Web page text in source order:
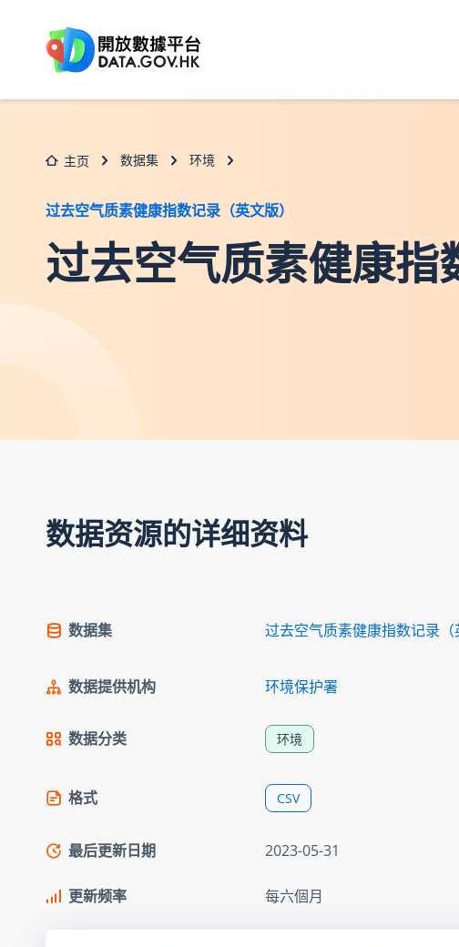
主页 数据集 环境
过去空气质素健康指数记录（英文版）
过去空气质素健康
数据资源的详细资料
数据集 过去空气质素健康指数记录（
数据提供机构 环境保护署
数据分类 环境
格式 CSV
最后更新日期 2023-05-31
更新频率 每六個月